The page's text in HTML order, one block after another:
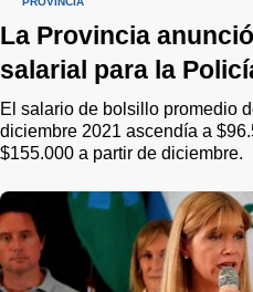
La Provincia
salarial para la
El salario de bolsillo promedio
diciembre 2021 ascendía a
$155.000 a partir de diciembre.